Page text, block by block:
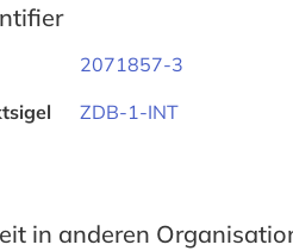
2071857-3
ZDB-1-INT
in anderen